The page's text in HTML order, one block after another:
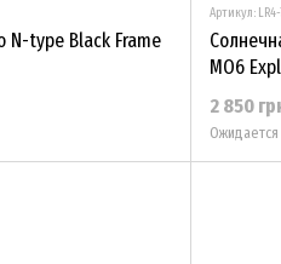
N-type Black Frame
Артикул:
MO6
2 850
Ожидается